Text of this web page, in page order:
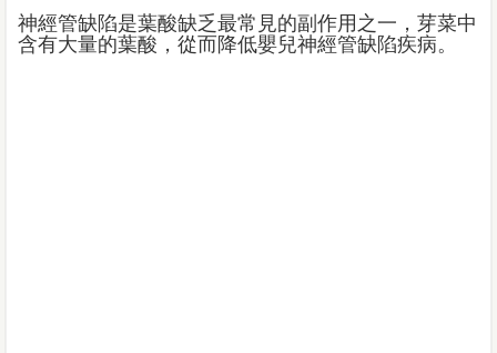
神經管缺陷是葉酸缺乏最常見的副作用之一，芽菜中
含有大量的葉酸，從而降低嬰兒神經管缺陷疾病。